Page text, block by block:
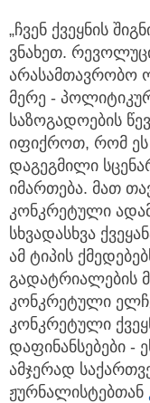
„ჩვენ ქვეყნის
ვნახეთ.
არასამთავრობო
მერე -
საზოგადოების
იფიქროთ, რომ ეს
დაგეგმილი
იმართება. მათ
კონკრეტული
სხვადასხვა
ამ ტიპის
გადატრიალების
კონკრეტული
კონკრეტული
დაფინანსებები -
ამჯერად
ჟურნალისტებთან